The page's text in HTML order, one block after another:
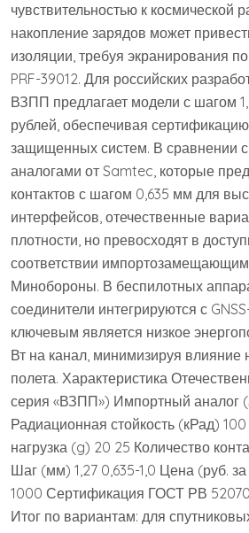
чувствительностью к космической
накопление зарядов может
изоляции, требуя экранирования
PRF-39012. Для российских
ВЗПП предлагает модели с шагом
рублей, обеспечивая
защищенных систем. В сравнении
аналогами от Samtec, которые
контактов с шагом 0,635 мм для
интерфейсов, отечественные
плотности, но превосходят в
соответствии
Минобороны. В беспилотных
соединители интегрируются с
ключевым является низкое
Вт на канал, минимизируя влияние
полета. Характеристика
серия «ВЗПП») Импортный аналог
Радиационная стойкость (кРад)
нагрузка (g) 20 25 Количество
Шаг (мм) 1,27 0,635-1,0 Цена (руб.
1000 Сертификация ГОСТ РВ
Итог по вариантам: для